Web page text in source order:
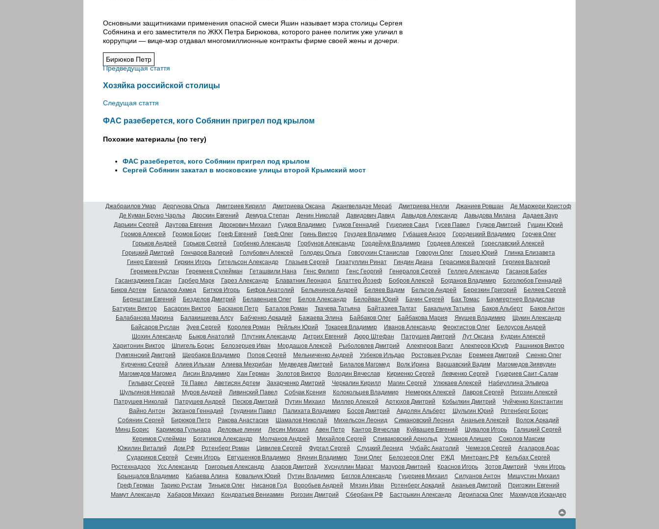
Основными защитниками применения опасной смеси Яшин называет мэра столицы Сергея
Собянина и его заместителя по ЖКХ Петра Бирюкова, которого ранее политик уже уличил в
коррупции — вице-мэр отдавал многомиллионные контракты фирме своей жены и дочери.
Бирюков Петр
Предведущая стаття
Хозяйка российской столицы
Следущая стаття
ФАС разеберется, кого Собянин пригрел под крылом
Похожие материалы (по тегу)
ФАС разеберется, кого Собянин пригрел под крылом
Сергей Собянин закатал в московские улицы второй Крымский мост
Джабраилов Умар Дергунова Ольга Дмитриев Кирилл Дмитриева Оксана Джангвеладзе Мераб Дмитриева Нелли Джаниев Ровшан
Де Маржери Кристоф
Де Куман Бруно Чарльз
Двоскин Евгений Демура Степан Денин Николай Давидович Давид Давыдов Александр Давыдова Милана
Дадаев Заур
Дарькин Сергей
Даутова Евгения Дворкович Михаил Гудков Владимир Гудков Геннадий Гуцериев Саид Гусев Павел Гудков Дмитрий
Гущин Юрий
Громов Алексей
Громов Борис Греф Евгений Греф Олег Гринь Виктор Груздев Владимир Губашев Анзор Городецкий Владимир
Горчев Олег
Горьков Андрей
Горьков Сергей Горбенко Александр Горбунов Александр Гордейчук Владимир Гордеев Алексей
Гореславский Алексей
Горицкий Дмитрий
Гончаров Валерий Голубович Алексей Голодец Ольга Говорухин Станислав Говорун Олег Глоцер Юрий
Глинка Елизавета
Гинер Евгений
Гиркин Игорь Гительсон Александр Глазьев Сергей Гизатуллин Ринат Гиндин Диана Герасимов Валерий
Гергиев Валерий
Геремеев Руслан
Геремеев Сулейман Геташвили Нана Генс Филипп Генс Георгий Генералов Сергей Геллер Александр
Гасанов Бабек
Гасангаджиев Гасан
Гарбер Марк Гарез Александр Блаватник Леонард Блаттер Йозеф Бобров Алексей Богданов Владимир
Боголюбов Геннадий
Биков Артем
Билалов Ахмед Битков Игорь Бифов Анатолий Бельянинов Андрей Беляев Вадим Бельтов Андрей Березкин Григорий
Беляев Сергей
Бернштам Евгений
Безделов Дмитрий Белавенцев Олег Белов Александр Белойван Юрий Бачин Сергей Бах Томас
Баумгертнер Владислав
Батурин Виктор
Басаргин Виктор Баскаков Петр Баталов Роман Ткачева Татьяна Байтазиев Талгат Бакальчук Татьяна Баков Альберт
Баков Антон
Балабанова Марина
Балакишиева Алсу Бабченко Аркадий Бажаева Элина Байбаков Олег Байбакова Мария Якушев Владимир
Щукин Александр
Байсаров Руслан
Зуев Сергей Королев Роман Рейльян Юрий Токарев Владимир Иванов Александр Феоктистов Олег
Белоусов Андрей
Шохин Александр
Быков Анатолий Плутник Александр Дитрих Евгений Дюрр Штефан Патрушев Дмитрий Лут Оксана
Кудрин Алексей
Харитонин Виктор
Шпигель Борис Белозерцев Иван Мордашов Алексей Рыболовлев Дмитрий Алекперов Вагит Алекперов Юсуф
Рашников Виктор
Пумпянский Дмитрий
Щербаков Владимир Попов Сергей Мельниченко Андрей Узбеков Ильдар Ростовцев Руслан Еремеев Дмитрий
Сиенко Олег
Курченко Сергей
Алиев Ильхам Алиева Мехрибан Медведев Дмитрий Билалов Магомед Волк Ирина Варшавский Вадим
Магомедов Зиявудин
Магомедов Магомед
Лисин Владимир Хан Герман Золотов Виктор Володин Вячеслав Кириенко Сергей Левченко Сергей
Гуцериев Саит-Салам
Гильварг Сергей
Тё Павел Аветисян Артем Захарченко Дмитрий Черкалин Кирилл Магин Сергей Улюкаев Алексей
Набиуллина Эльвира
Шульгинов Николай
Муров Андрей Ливинский Павел Собчак Ксения Колокольцев Владимир Немерюк Алексей Лавров Сергей
Рогозин Алексей
Патрушев Николай
Патрушев Андрей Песков Дмитрий Путин Михаил Миллер Алексей Артюхов Дмитрий Кобылкин Дмитрий
Чуйченко Константин
Вайно Антон
Зюганов Геннадий Грудинин Павел Палихата Владимир Босов Дмитрий Авдолян Альберт Шульгин Юрий
Ротенберг Борис
Собянин Сергей
Бирюков Петр Ракова Анастасия Шамалов Николай Михельсон Леонид Симановский Леонид Ананьев Алексей
Волож Аркадий
Минц Борис
Каримова Гульнара Деловые линии Лесин Михаил Авен Петр Кантор Вячеслав Куйвашев Евгений Шувалов Игорь
Галицкий Сергей
Керимов Сулейман
Богатиков Александр Молчанов Андрей Михайлов Сергей Спиваковский Арнольд Усманов Алишер
Соколов Максим
Южилин Виталий
Дом.РФ Ротенберг Роман Цивилев Сергей Фургал Сергей Слуцкий Леонид Чубайс Анатолий Чемезов Сергей
Агаларов Арас
Судариков Сергей
Сечин Игорь Евтушенков Владимир Якунин Владимир Тони Олег Белозеров Олег РЖД Минтранс РФ
Кельбах Сергей
Ростехнадзор
Усс Александр Григорьев Александр Азаров Дмитрий Хуснуллин Марат Мазуров Дмитрий Краснов Игорь Зотов Дмитрий
Чуян Игорь
Брынцалов Владимир
Кабаева Алина Ковальчук Юрий Путин Владимир Беглов Александр Гуцериев Михаил Силуанов Антон
Мишустин Михаил
Греф Герман
Тарико Рустам Тиньков Олег Нисанов Год Воробьев Андрей Мязин Иван Ротенберг Аркадий Ананьев Дмитрий
Пригожин Евгений
Мамут Александр
Хабаров Михаил Кондратьев Вениамин Рогозин Дмитрий Сбербанк РФ Бастрыкин Александр Дерипаска Олег Махмудов Искандер